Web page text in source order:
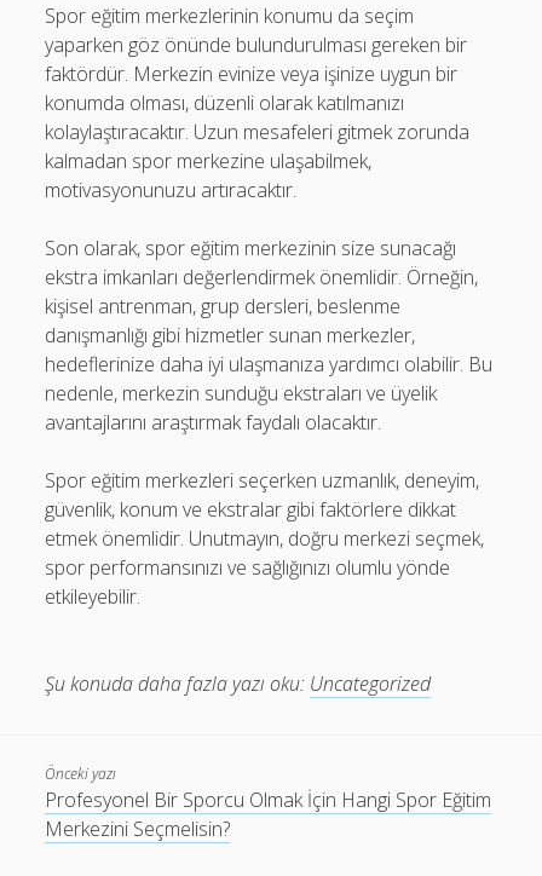
Spor eğitim merkezlerinin konumu da seçim
yaparken göz önünde bulundurulması gereken bir
faktördür. Merkezin evinize veya işinize uygun bir
konumda olması, düzenli olarak katılmanızı
kolaylaştıracaktır. Uzun mesafeleri gitmek zorunda
kalmadan spor merkezine ulaşabilmek,
motivasyonunuzu artıracaktır.
Son olarak, spor eğitim merkezinin size sunacağı
ekstra imkanları değerlendirmek önemlidir. Örneğin,
kişisel antrenman, grup dersleri, beslenme
danışmanlığı gibi hizmetler sunan merkezler,
hedeflerinize daha iyi ulaşmanıza yardımcı olabilir. Bu
nedenle, merkezin sunduğu ekstraları ve üyelik
avantajlarını araştırmak faydalı olacaktır.
Spor eğitim merkezleri seçerken uzmanlık, deneyim,
güvenlik, konum ve ekstralar gibi faktörlere dikkat
etmek önemlidir. Unutmayın, doğru merkezi seçmek,
spor performansınızı ve sağlığınızı olumlu yönde
etkileyebilir.
Şu konuda daha fazla yazı oku: Uncategorized
Önceki yazı
Profesyonel Bir Sporcu Olmak İçin Hangi Spor Eğitim
Merkezini Seçmelisin?